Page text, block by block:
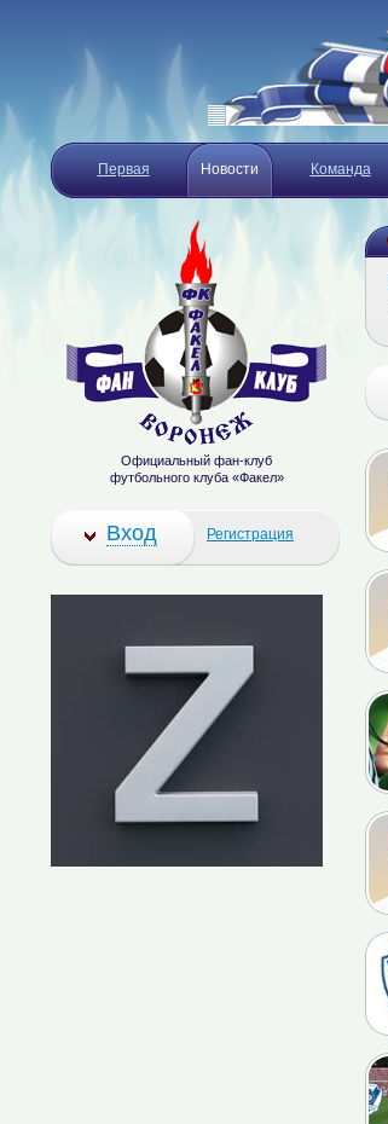
Первая Новости Команда
Официальный фан-клуб
футбольного клуба «Факел»
Вход Регистрация